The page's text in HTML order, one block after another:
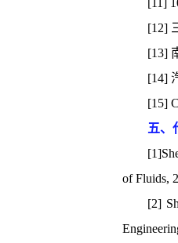
[12]
[13]
[14]
[15]
五、
of Fluids,
[2]